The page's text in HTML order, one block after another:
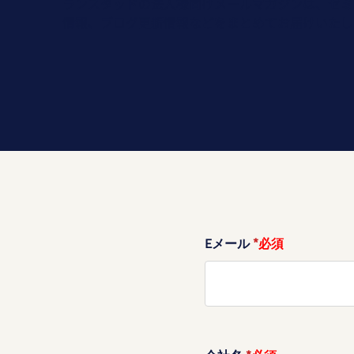
Eメール *